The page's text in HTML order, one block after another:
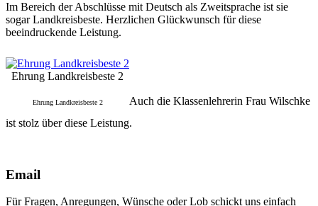
Im Bereich der Abschlüsse mit Deutsch als Zweitsprache ist sie
sogar Landkreisbeste. Herzlichen Glückwunsch für diese
beeindruckende Leistung.
Ehrung Landkreisbeste 2
Ehrung Landkreisbeste 2
Auch die Klassenlehrerin Frau Wilschke
ist stolz über diese Leistung.
Email
Für Fragen, Anregungen, Wünsche oder Lob schickt uns einfach